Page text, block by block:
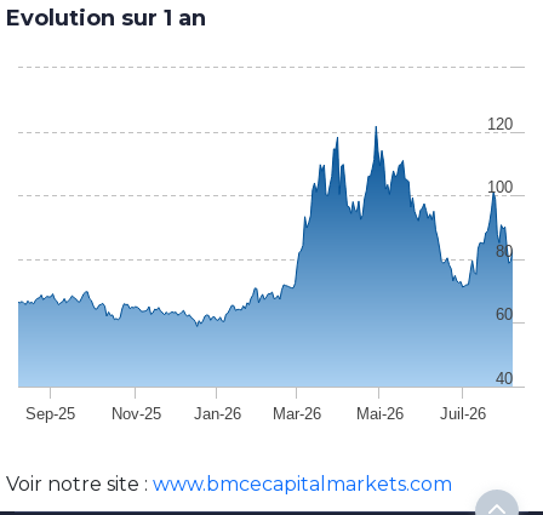
Evolution sur 1 an
Sep-25 Nov-25 Jan-26 Mar-26 Mai-26 Juil-26
40
60
80
100
120
Voir notre site : www.bmcecapitalmarkets.com